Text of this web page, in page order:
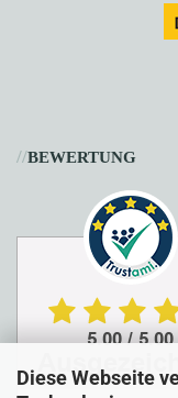
Diese Webseite
//BEWERTUNG